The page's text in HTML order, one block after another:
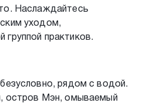
Наслаждайтесь
уходом,
группой практиков.
рядом с водой.
остров Мэн, омываемый